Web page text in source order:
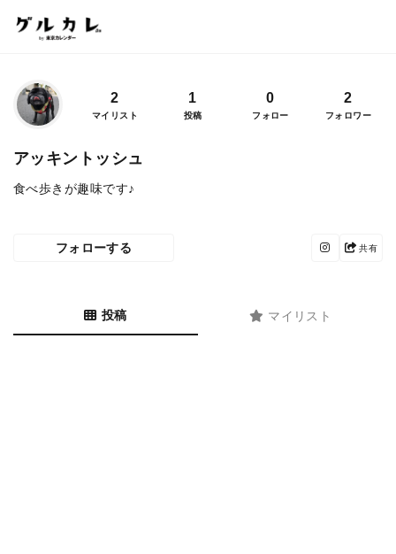
2
マイリスト
1
投稿
0
フォロー
2
フォロワー
アッキントッシュ
食べ歩きが趣味です♪
フォローする 共有
投稿 マイリスト